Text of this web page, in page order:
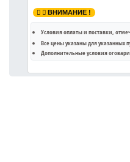
ВНИМАНИЕ !
Условия оплаты и поставки,
Все цены указаны дляуказанных
Дополнительные условия